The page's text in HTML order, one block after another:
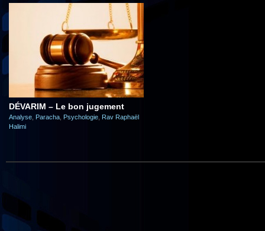
DÉVARIM – Le bon jugement
Analyse Paracha Psychologie Rav Raphaël
Halimi